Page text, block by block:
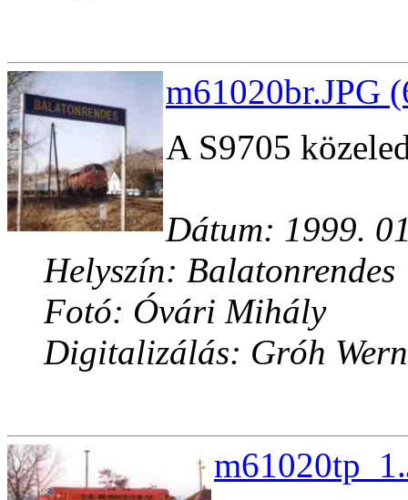
m61020br.JPG
A S9705
Dátum: 1999.
Helyszín: Balatonrendes
Fotó: Óvári Mihály
Digitalizálás: Gróh